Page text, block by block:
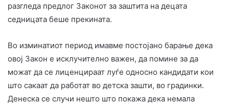
разгледа предлог Законот за заштита на децата
седницата беше прекината.
Во изминатиот период имавме постојано барање дека
овој Закон е исклучително важен, да помине за да
можат да се лиценцираат луѓе односно кандидати кои
што сакаат да работат во детска зашти, во градинки.
Денеска се случи нешто што покажа дека немала